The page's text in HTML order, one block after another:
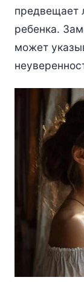
предвещает
ребенка.
может